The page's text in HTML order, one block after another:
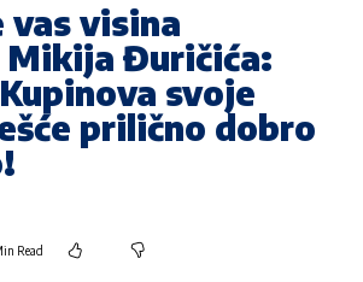
vas visina
Mikija Đuričića:
svoje
prilično dobro
Read